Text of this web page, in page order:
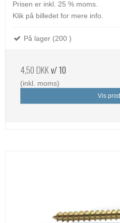
Prisen er inkl. 25 % moms.
Klik på billedet for mere info.
På lager (200 )
4,50 DKKv/ 10
(inkl. moms)
Vis